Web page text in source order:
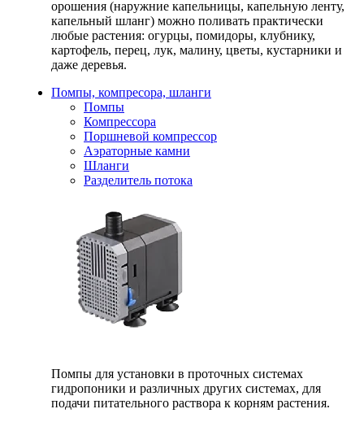
орошения (наружние капельницы, капельную ленту,
капельный шланг) можно поливать практически
любые растения: огурцы, помидоры, клубнику,
картофель, перец, лук, малину, цветы, кустарники и
даже деревья.
Помпы, компресора, шланги
Помпы
Компрессора
Поршневой компрессор
Аэраторные камни
Шланги
Разделитель потока
Помпы для установки в проточных системах
гидропоники и различных других системах, для
подачи питательного раствора к корням растения.